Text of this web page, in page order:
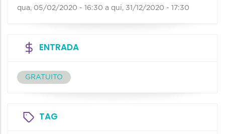
qua, 05/02/2020 - 16:30 a qui, 31/12/2020 - 17:30
ENTRADA
GRATUITO
TAG